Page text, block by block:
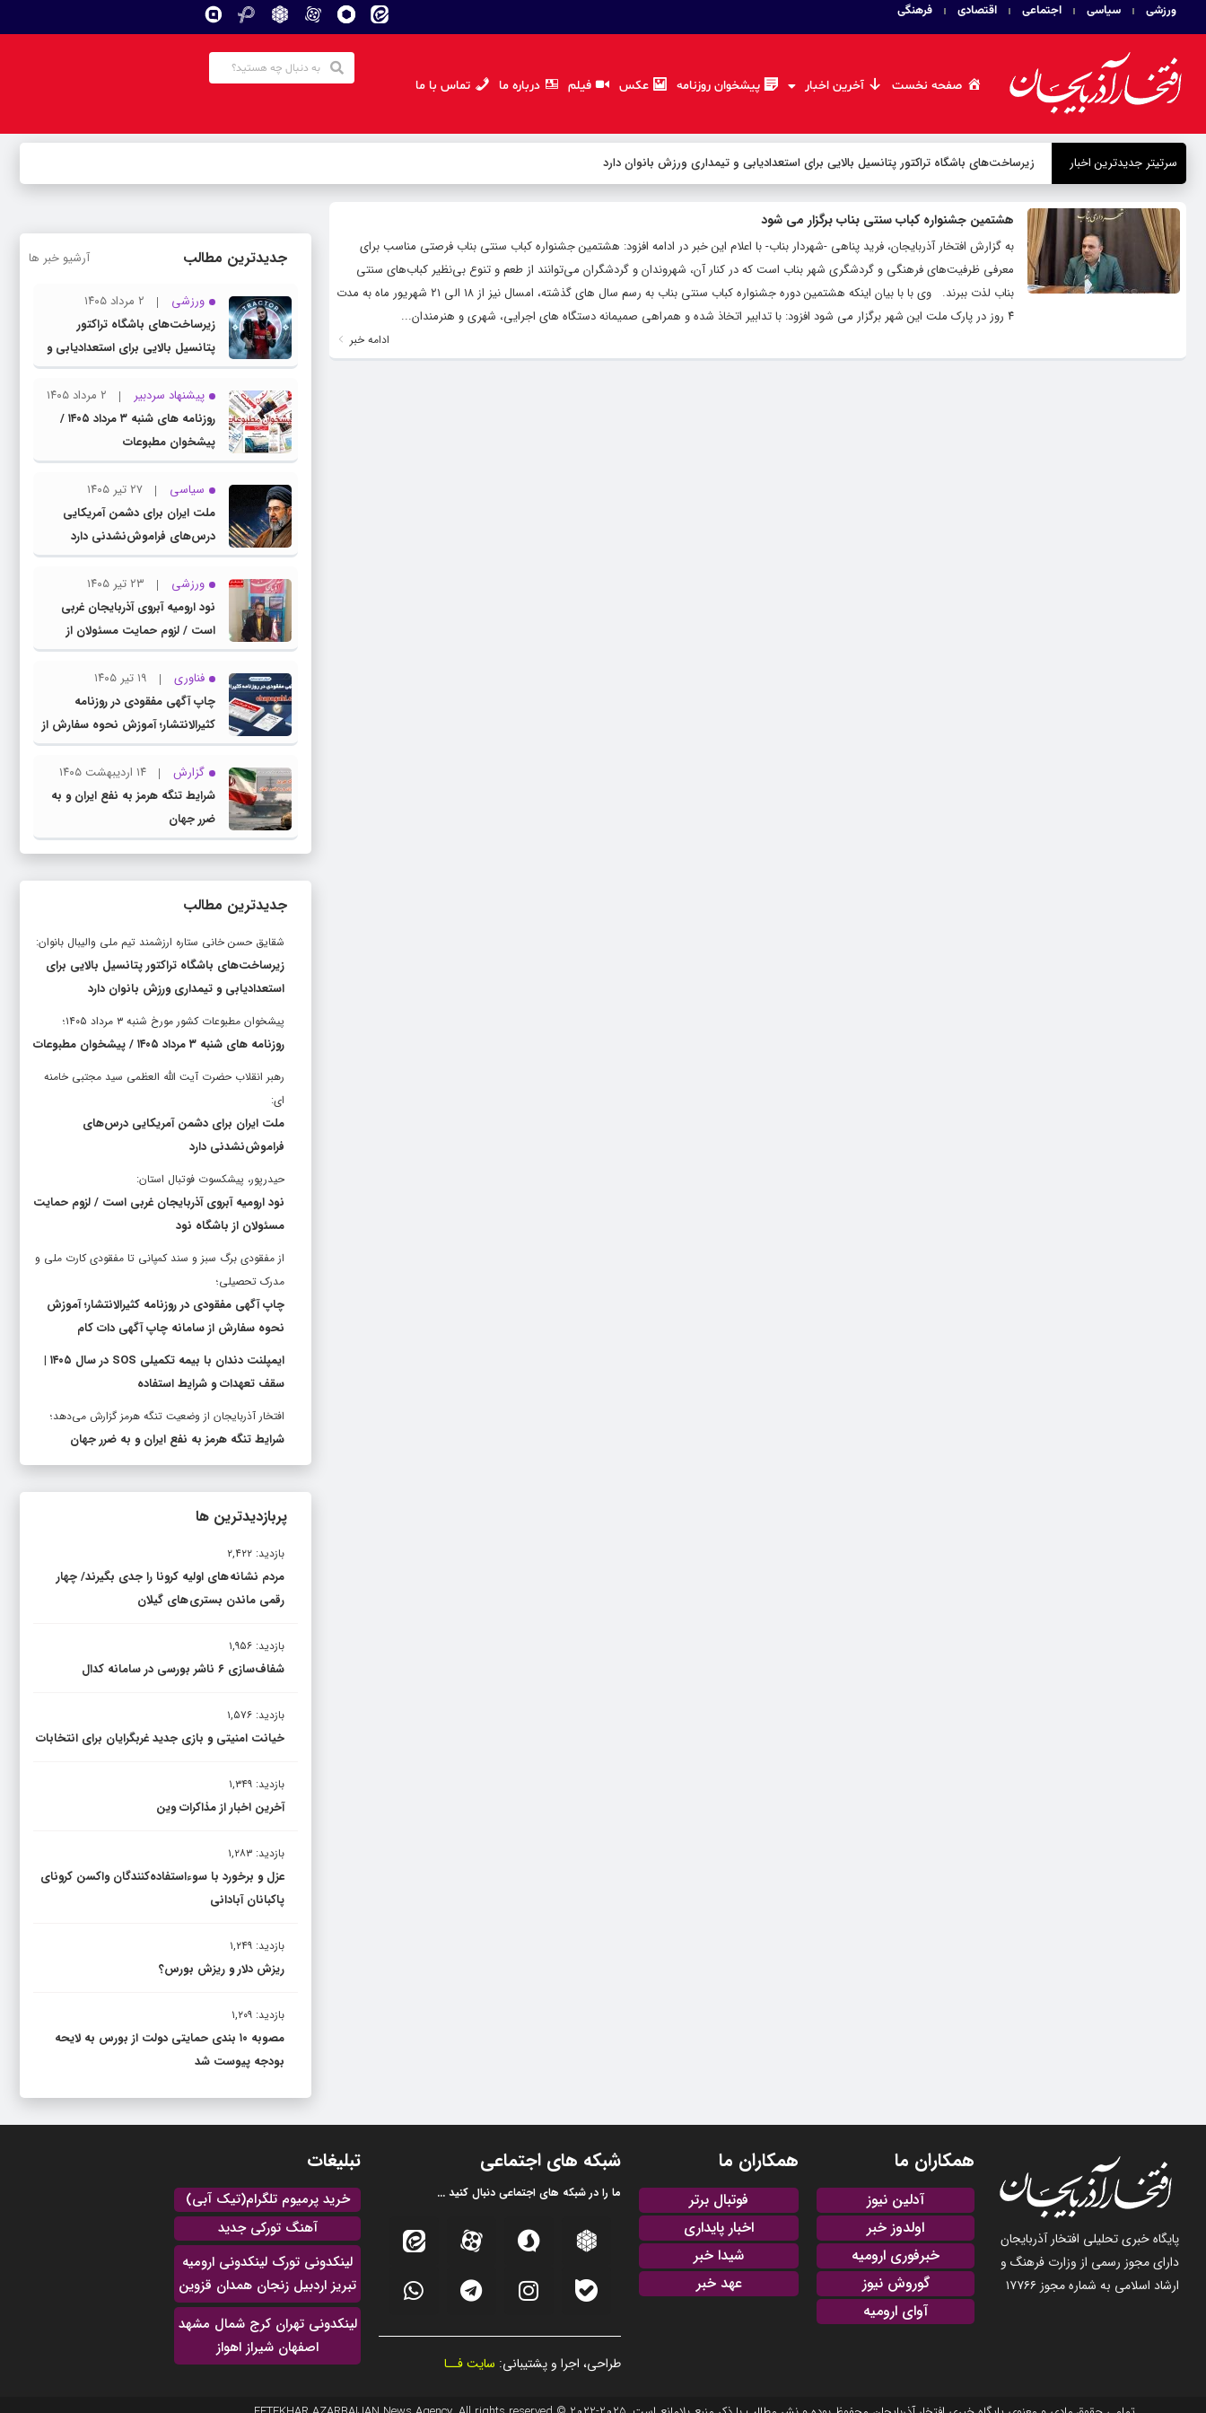
ورزشی سیاسی اجتماعی اقتصادی فرهنگی
صفحه نخست آخرین اخبار پیشخوان روزنامه عکس فیلم درباره ما تماس با ما
سرتیتر جدیدترین اخبار زیرساخت‌های باشگاه تراکتور پتانسیل بالایی برای استعدادیابی و تیمداری ورزش بانوان دارد
هشتمین جشنواره کباب سنتی بناب برگزار می شود
به گزارش افتخار آذربایجان، فرید پناهی -شهردار بناب- با اعلام این خبر در ادامه افزود: هشتمین جشنواره کباب سنتی بناب فرصتی مناسب برای
معرفی ظرفیت‌های فرهنگی و گردشگری شهر بناب است که در کنار آن، شهروندان و گردشگران می‌توانند از طعم و تنوع بی‌نظیر کباب‌های سنتی
بناب لذت ببرند. وی با با بیان اینکه هشتمین دوره جشنواره کباب سنتی بناب به رسم سال های گذشته، امسال نیز از ۱۸ الی ۲۱ شهریور ماه به مدت
۴ روز در پارک ملت این شهر برگزار می شود افزود: با تدابیر اتخاذ شده و همراهی صمیمانه دستگاه های اجرایی، شهری و هنرمندان...
ادامه خبر
جدیدترین مطالب آرشیو خبر ها
ورزشی
۲ مرداد ۱۴۰۵
زیرساخت‌های باشگاه تراکتور
پتانسیل بالایی برای استعدادیابی و
تیمداری ورزش بانوان دارد
پیشنهاد سردبیر
۲ مرداد ۱۴۰۵
روزنامه های شنبه ۳ مرداد ۱۴۰۵ /
پیشخوان مطبوعات
سیاسی
۲۷ تیر ۱۴۰۵
ملت ایران برای دشمن آمریکایی
درس‌های فراموش‌نشدنی دارد
ورزشی
۲۳ تیر ۱۴۰۵
نود ارومیه آبروی آذربایجان غربی
است / لزوم حمایت مسئولان از
باشگاه نود
فناوری
۱۹ تیر ۱۴۰۵
چاپ آگهی مفقودی در روزنامه
کثیرالانتشار؛ آموزش نحوه سفارش از
سامانه چاپ آگهی دات کام
گزارش
۱۴ اردیبهشت ۱۴۰۵
شرایط تنگه هرمز به نفع ایران و به
ضرر جهان
جدیدترین مطالب
شقایق حسن خانی ستاره ارزشمند تیم ملی والیبال بانوان:
زیرساخت‌های باشگاه تراکتور پتانسیل بالایی برای
استعدادیابی و تیمداری ورزش بانوان دارد
پیشخوان مطبوعات کشور مورخ شنبه ۳ مرداد ۱۴۰۵؛
روزنامه های شنبه ۳ مرداد ۱۴۰۵ / پیشخوان مطبوعات
رهبر انقلاب حضرت آیت الله العظمی سید مجتبی خامنه
ای:
ملت ایران برای دشمن آمریکایی درس‌های
فراموش‌نشدنی دارد
حیدرپور، پیشکسوت فوتبال استان:
نود ارومیه آبروی آذربایجان غربی است / لزوم حمایت
مسئولان از باشگاه نود
از مفقودی برگ سبز و سند کمپانی تا مفقودی کارت ملی و
مدرک تحصیلی؛
چاپ آگهی مفقودی در روزنامه کثیرالانتشار؛ آموزش
نحوه سفارش از سامانه چاپ آگهی دات کام
ایمپلنت دندان با بیمه تکمیلی SOS در سال ۱۴۰۵ |
سقف تعهدات و شرایط استفاده
افتخار آذربایجان از وضعیت تنگه هرمز گزارش می‌دهد؛
شرایط تنگه هرمز به نفع ایران و به ضرر جهان
پربازدیدترین ها
بازدید: ۲,۴۲۲
مردم نشانه های اولیه کرونا را جدی بگیرند/ چهار
رقمی ماندن بستری های گیلان
بازدید: ۱,۹۵۶
شفاف‌سازی ۶ ناشر بورسی در سامانه کدال
بازدید: ۱,۵۷۶
خیانت امنیتی و بازی جدید غربگرایان برای انتخابات
بازدید: ۱,۳۴۹
آخرین اخبار از مذاکرات وین
بازدید: ۱,۲۸۳
عزل و برخورد با سوءاستفاده‌کنندگان واکسن کرونای
پاکبانان آبادانی
بازدید: ۱,۲۴۹
ریزش دلار و ریزش بورس؟
بازدید: ۱,۲۰۹
مصوبه ۱۰ بندی حمایتی دولت از بورس به لایحه
بودجه پیوست شد
پایگاه خبری تحلیلی افتخار آذربایجان
دارای مجوز رسمی از وزارت فرهنگ و
ارشاد اسلامی به شماره مجوز ۱۷۷۶۶
همکاران ما
آدلین نیوز
اولدوز خبر
خبرفوری ارومیه
گوروش نیوز
آوای ارومیه
همکاران ما
فوتبال برتر
اخبار پایداری
شیدا خبر
عهد خبر
شبکه های اجتماعی
ما را در شبکه های اجتماعی دنبال کنید ...
طراحی، اجرا و پشتیبانی: سایت فــا
تبلیغات
خرید پرمیوم تلگرام(تیک آبی)
آهنگ تورکی جدید
لینکدونی تورک لینکدونی ارومیه
تبریز اردبیل زنجان همدان قزوین
لینکدونی تهران کرج شمال مشهد
اصفهان شیراز اهواز